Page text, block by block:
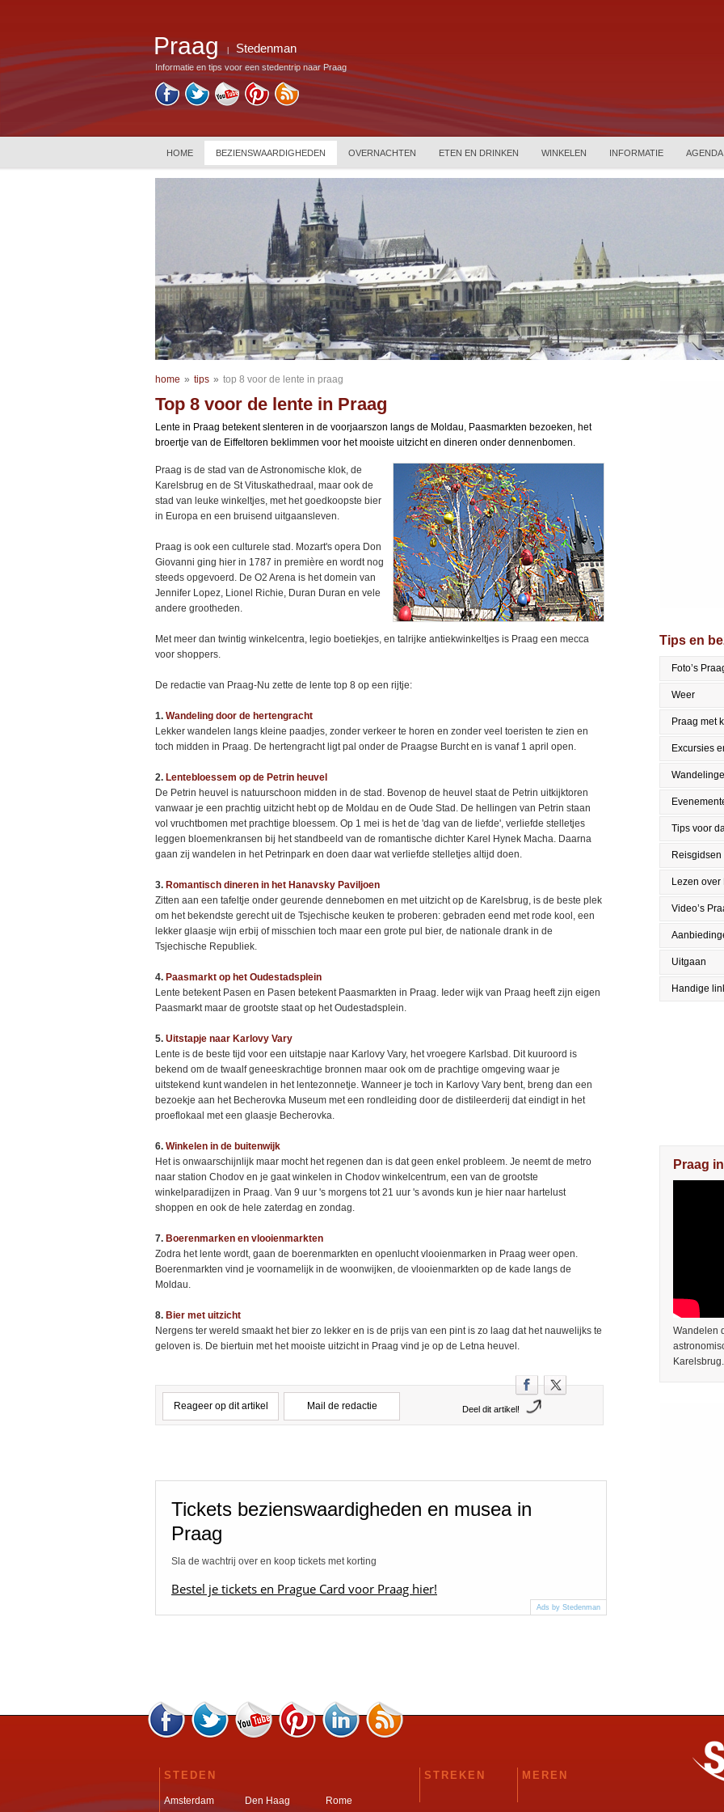
Praag Stedenman
Informatie en tips voor een stedentrip naar Praag
HOME BEZIENSWAARDIGHEDEN OVERNACHTEN ETEN EN DRINKEN WINKELEN INFORMATIE AGENDA
home » tips » top 8 voor de lente in praag
Top 8 voor de lente in Praag
Lente in Praag betekent slenteren in de voorjaarszon langs de Moldau, Paasmarkten bezoeken, het
broertje van de Eiffeltoren beklimmen voor het mooiste uitzicht en dineren onder dennenbomen.
Praag is de stad van de Astronomische klok, de
Karelsbrug en de St Vituskathedraal, maar ook de
stad van leuke winkeltjes, met het goedkoopste bier
in Europa en een bruisend uitgaansleven.
Praag is ook een culturele stad. Mozart's opera Don
Giovanni ging hier in 1787 in première en wordt nog
steeds opgevoerd. De O2 Arena is het domein van
Jennifer Lopez, Lionel Richie, Duran Duran en vele
andere grootheden.
Met meer dan twintig winkelcentra, legio boetiekjes, en talrijke antiekwinkeltjes is Praag een mecca
voor shoppers.
De redactie van Praag-Nu zette de lente top 8 op een rijtje:
1. Wandeling door de hertengracht
Lekker wandelen langs kleine paadjes, zonder verkeer te horen en zonder veel toeristen te zien en
toch midden in Praag. De hertengracht ligt pal onder de Praagse Burcht en is vanaf 1 april open.
2. Lentebloessem op de Petrin heuvel
De Petrin heuvel is natuurschoon midden in de stad. Bovenop de heuvel staat de Petrin uitkijktoren
vanwaar je een prachtig uitzicht hebt op de Moldau en de Oude Stad. De hellingen van Petrin staan
vol vruchtbomen met prachtige bloessem. Op 1 mei is het de 'dag van de liefde', verliefde stelletjes
leggen bloemenkransen bij het standbeeld van de romantische dichter Karel Hynek Macha. Daarna
gaan zij wandelen in het Petrinpark en doen daar wat verliefde stelletjes altijd doen.
3. Romantisch dineren in het Hanavsky Paviljoen
Zitten aan een tafeltje onder geurende dennebomen en met uitzicht op de Karelsbrug, is de beste plek
om het bekendste gerecht uit de Tsjechische keuken te proberen: gebraden eend met rode kool, een
lekker glaasje wijn erbij of misschien toch maar een grote pul bier, de nationale drank in de
Tsjechische Republiek.
4. Paasmarkt op het Oudestadsplein
Lente betekent Pasen en Pasen betekent Paasmarkten in Praag. Ieder wijk van Praag heeft zijn eigen
Paasmarkt maar de grootste staat op het Oudestadsplein.
5. Uitstapje naar Karlovy Vary
Lente is de beste tijd voor een uitstapje naar Karlovy Vary, het vroegere Karlsbad. Dit kuuroord is
bekend om de twaalf geneeskrachtige bronnen maar ook om de prachtige omgeving waar je
uitstekend kunt wandelen in het lentezonnetje. Wanneer je toch in Karlovy Vary bent, breng dan een
bezoekje aan het Becherovka Museum met een rondleiding door de distileerderij dat eindigt in het
proeflokaal met een glaasje Becherovka.
6. Winkelen in de buitenwijk
Het is onwaarschijnlijk maar mocht het regenen dan is dat geen enkel probleem. Je neemt de metro
naar station Chodov en je gaat winkelen in Chodov winkelcentrum, een van de grootste
winkelparadijzen in Praag. Van 9 uur 's morgens tot 21 uur 's avonds kun je hier naar hartelust
shoppen en ook de hele zaterdag en zondag.
7. Boerenmarken en vlooienmarkten
Zodra het lente wordt, gaan de boerenmarkten en openlucht vlooienmarken in Praag weer open.
Boerenmarkten vind je voornamelijk in de woonwijken, de vlooienmarkten op de kade langs de
Moldau.
8. Bier met uitzicht
Nergens ter wereld smaakt het bier zo lekker en is de prijs van een pint is zo laag dat het nauwelijks te
geloven is. De biertuin met het mooiste uitzicht in Praag vind je op de Letna heuvel.
Reageer op dit artikel Mail de redactie Deel dit artikel!
Tickets bezienswaardigheden en musea in
Praag
Sla de wachtrij over en koop tickets met korting
Bestel je tickets en Prague Card voor Praag hier!
Ads by Stedenman
Tips en
Foto’s
Weer
Praag met
Excursies
Tips voor
Reisgidsen
Lezen over
Video’s
Uitgaan
Handige
Praag
Wandelen
Karelsbrug.
STEDEN
Amsterdam
Den Haag
Rome
STREKEN
MEREN